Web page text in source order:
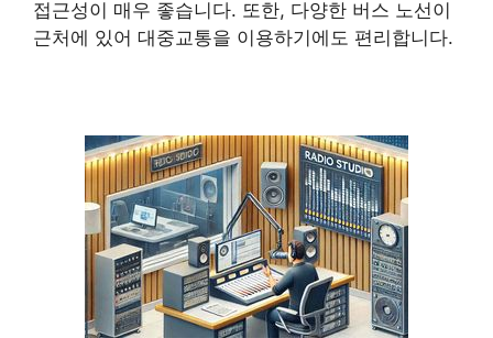
접근성이 매우 좋습니다. 또한, 다양한 버스 노선이
근처에 있어 대중교통을 이용하기에도 편리합니다.